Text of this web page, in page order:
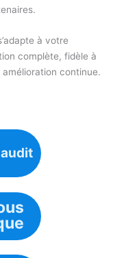
à votre
complète, fidèle à
continue.